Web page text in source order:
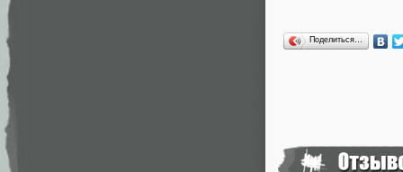
Поделиться…